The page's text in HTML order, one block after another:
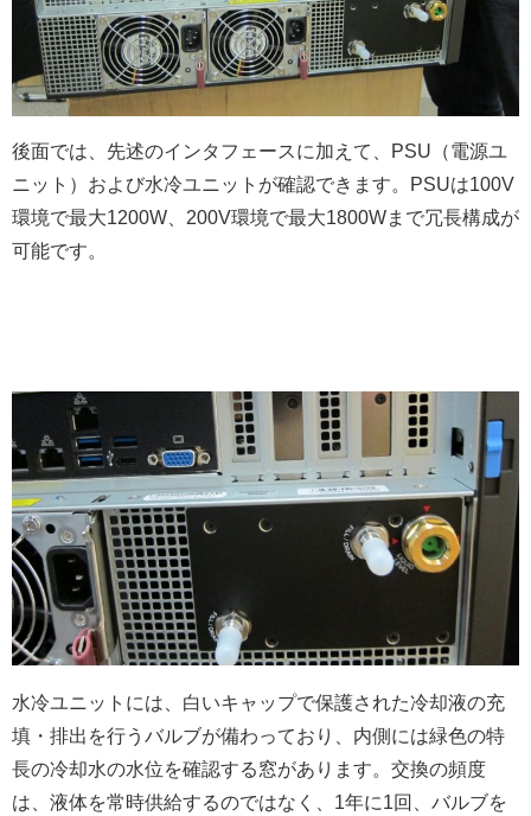
後面では、先述のインタフェースに加えて、PSU（電源ユ
ニット）および水冷ユニットが確認できます。PSUは100V
環境で最大1200W、200V環境で最大1800Wまで冗長構成が
可能です。
水冷ユニットには、白いキャップで保護された冷却液の充
填・排出を行うバルブが備わっており、内側には緑色の特
長の冷却水の水位を確認する窓があります。交換の頻度
は、液体を常時供給するのではなく、1年に1回、バルブを